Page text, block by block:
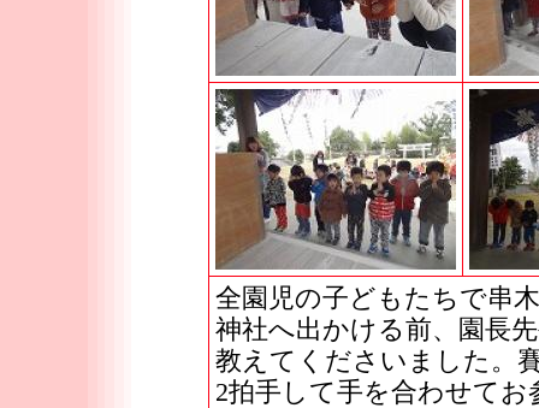
全園児の子どもたちで串
神社へ出かける前、園長
教えてくださいました。
2拍手して手を合わせて